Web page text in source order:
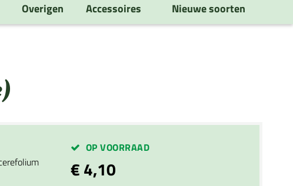
Overigen Accessoires Nieuwe soorten
OP VOORRAAD
€ 4,10